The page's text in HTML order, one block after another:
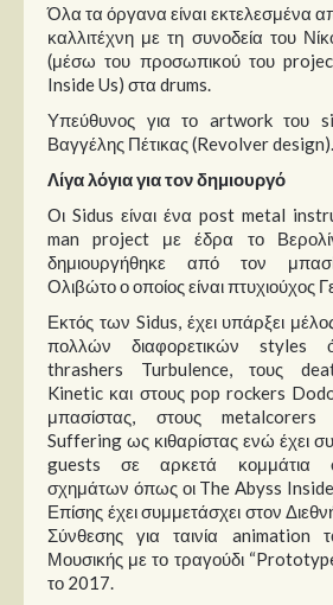
Όλα τα όργανα είναι εκτελεσμένα
καλλιτέχνη με τη συνοδεία του
(μέσω του προσωπικού του
Inside Us) στα drums.
Υπεύθυνος για το artwork του
Βαγγέλης Πέτικας (Revolver design).
Λίγα λόγια για τον δημιουργό
Οι Sidus είναι ένα post metal
man project με έδρα το
δημιουργήθηκε από τον
Ολιβώτο ο οποίος είναι πτυχιούχος
Εκτός των Sidus, έχει υπάρξει
πολλών διαφορετικών styles
thrashers Turbulence, τους
Kinetic και στους pop rockers
μπασίστας, στους
Suffering ως κιθαρίστας ενώ έχει
guests σε αρκετά κομμάτια
σχημάτων όπως οι The Abyss
Επίσης έχει συμμετάσχει στον
Σύνθεσης για ταινία animation
Μουσικής με το τραγούδι
το 2017.